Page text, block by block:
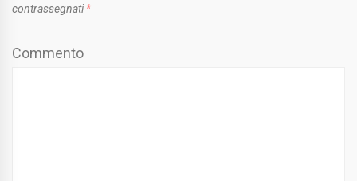
contrassegnati *
Commento